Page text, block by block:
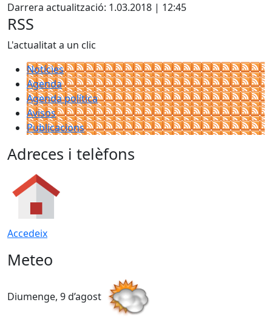
−
Darrera actualització: 1.03.2018 | 12:45
RSS
L'actualitat a un clic
Notícies
Agenda
Agenda política
Avisos
Publicacions
Adreces i telèfons
Accedeix
Meteo
Diumenge, 9 d’agost